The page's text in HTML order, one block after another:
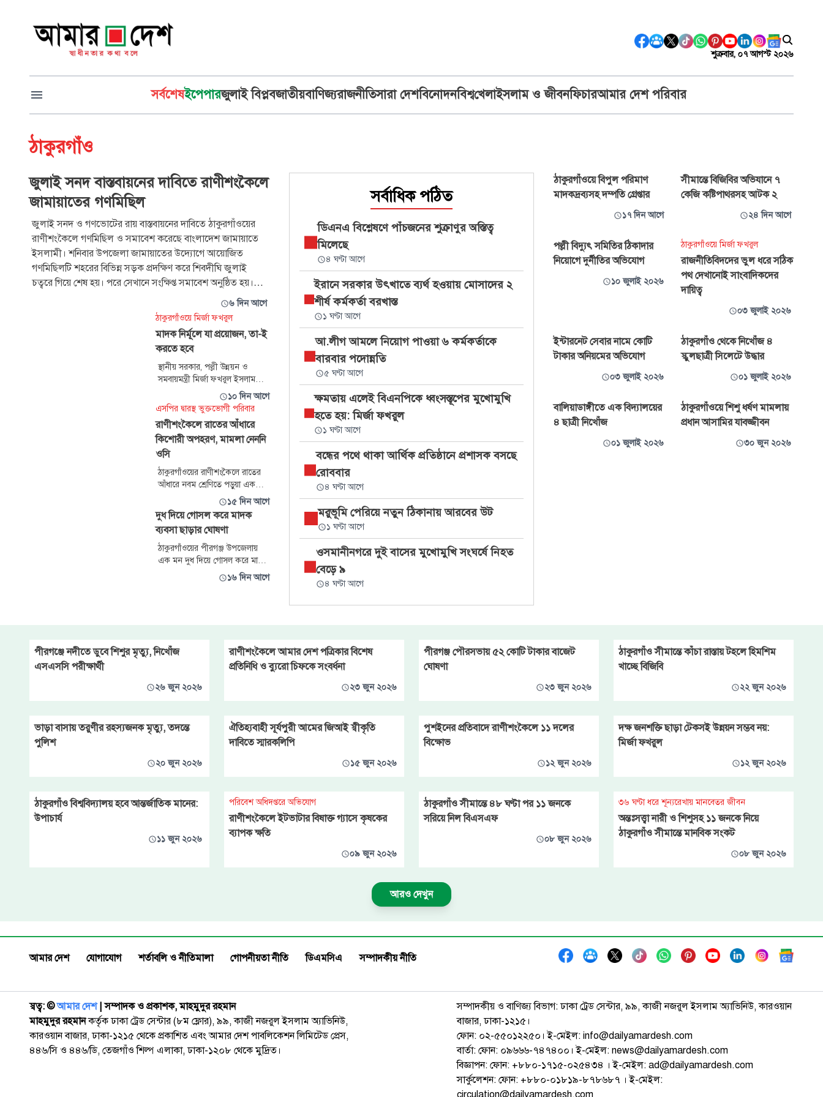
শুক্রবার, ০৭ আগস্ট ২০২৬
সর্বশেষইপেপারজুলাই বিপ্লবজাতীয়বাণিজ্যরাজনীতিসারা দেশবিনোদনবিশ্বখেলাইসলাম ও জীবনফিচারআমার দেশ পরিবার
ঠাকুরগাঁও
জুলাই সনদ বাস্তবায়নের দাবিতে রাণীশংকৈলে
জামায়াতের গণমিছিল
জুলাই সনদ ও গণভোটের রায় বাস্তবায়নের দাবিতে ঠাকুরগাঁওয়ের
রাণীশংকৈলে গণমিছিল ও সমাবেশ করেছে বাংলাদেশ জামায়াতে
ইসলামী। শনিবার উপজেলা জামায়াতের উদ্যোগে আয়োজিত
গণমিছিলটি শহরের বিভিন্ন সড়ক প্রদক্ষিণ করে শিবদীঘি জুলাই
চত্বরে গিয়ে শেষ হয়। পরে সেখানে সংক্ষিপ্ত সমাবেশ অনুষ্ঠিত হয়।
৬ দিন আগে
ঠাকুরগাঁওয়ে মির্জা ফখরুল
মাদক নির্মূলে যা প্রয়োজন, তা-ই
করতে হবে
স্থানীয় সরকার, পল্লী উন্নয়ন ও
সমবায়মন্ত্রী মির্জা ফখরুল ইসলাম
আলমগীর বলেছেন, বিভিন্ন
রাজনৈতিক দল ও সংবাদকর্মীদের
নিয়ে মাদকবিরোধী অভিযানকে
সামাজিক আন্দোলনে পরিণত করতে
হবে। তাহলেই মাদক নির্মূল করা
সম্ভব হবে। মাদক নির্মূলে সবাইকে
ঐক্যবদ্ধ হওয়া উচিত। এর জন্য যা
কিছু প্রয়োজন, তা-ই করতে হব
১০ দিন আগে
এসপির দ্বারস্থ ভুক্তভোগী পরিবার
রাণীশংকৈলে রাতের আঁধারে
কিশোরী অপহরণ, মামলা নেননি
ওসি
ঠাকুরগাঁওয়ের রাণীশংকৈলে রাতের
আঁধারে নবম শ্রেণিতে পড়ুয়া এক
কিশোরীকে অপহরণের পর উদ্ধার
করা হলেও থানায় মামলা না নেওয়ার
গুরুতর অভিযোগ উঠেছে ভারপ্রাপ্ত
কর্মকর্তার আমানুল্লাহ আল বারীর
বিরুদ্ধে। ন্যায়বিচার না পেয়ে
বিচারপ্রার্থী পরিবারটি শেষ পর্যন্ত
সুবিচারের আশায় ঠাকুরগাঁও জেলা
১৫ দিন আগে
দুধ দিয়ে গোসল করে মাদক
ব্যবসা ছাড়ার ঘোষণা
ঠাকুরগাঁওয়ের পীরগঞ্জ উপজেলায়
এক মন দুধ দিয়ে গোসল করে মাদক
ব্যবসা ছেড়ে স্বাভাবিক জীবনে ফিরে
আসার ঘোষণা দিয়েছেন আরমান
এলাকায় নিজ বাড়িতে মায়ের হাতে
দুধ দিয়ে গোসল
১৬ দিন আগে
সর্বাধিক পঠিত
ডিএনএ বিশ্লেষণে পাঁচজনের শুক্রাণুর অস্তিত্ব
মিলেছে
৪ ঘণ্টা আগে
ইরানে সরকার উৎখাতে ব্যর্থ হওয়ায় মোসাদের ২
শীর্ষ কর্মকর্তা বরখাস্ত
১ ঘণ্টা আগে
আ.লীগ আমলে নিয়োগ পাওয়া ৬ কর্মকর্তাকে
বারবার পদোন্নতি
৫ ঘণ্টা আগে
ক্ষমতায় এলেই বিএনপিকে ধ্বংসস্তূপের মুখোমুখি
হতে হয়: মির্জা ফখরুল
১ ঘণ্টা আগে
বন্ধের পথে থাকা আর্থিক প্রতিষ্ঠানে প্রশাসক বসছে
রোববার
৪ ঘণ্টা আগে
মরুভূমি পেরিয়ে নতুন ঠিকানায় আরবের উট
১ ঘণ্টা আগে
ওসমানীনগরে দুই বাসের মুখোমুখি সংঘর্ষে নিহত
বেড়ে ৯
৪ ঘণ্টা আগে
ঠাকুরগাঁওয়ে বিপুল পরিমাণ
মাদকদ্রব্যসহ দম্পতি গ্রেপ্তার
১৭ দিন আগে
সীমান্তে বিজিবির অভিযানে ৭
কেজি কষ্টিপাথরসহ আটক ২
২৪ দিন আগে
পল্লী বিদ্যুৎ সমিতির ঠিকাদার
নিয়োগে দুর্নীতির অভিযোগ
১০ জুলাই ২০২৬
ঠাকুরগাঁওয়ে মির্জা ফখরুল
রাজনীতিবিদদের ভুল ধরে সঠিক
পথ দেখানোই সাংবাদিকদের
দায়িত্ব
০৩ জুলাই ২০২৬
ইন্টারনেট সেবার নামে কোটি
টাকার অনিয়মের অভিযোগ
০৩ জুলাই ২০২৬
ঠাকুরগাঁও থেকে নিখোঁজ ৪
স্কুলছাত্রী সিলেটে উদ্ধার
০১ জুলাই ২০২৬
বালিয়াডাঙ্গীতে এক বিদ্যালয়ের
৪ ছাত্রী নিখোঁজ
০১ জুলাই ২০২৬
ঠাকুরগাঁওয়ে শিশু ধর্ষণ মামলায়
প্রধান আসামির যাবজ্জীবন
৩০ জুন ২০২৬
পীরগঞ্জে নদীতে ডুবে শিশুর মৃত্যু, নিখোঁজ
এসএসসি পরীক্ষার্থী
২৬ জুন ২০২৬
রাণীশংকৈলে আমার দেশ পত্রিকার বিশেষ
প্রতিনিধি ও ব্যুরো চিফকে সংবর্ধনা
২৩ জুন ২০২৬
পীরগঞ্জ পৌরসভায় ৫২ কোটি টাকার বাজেট
ঘোষণা
২৩ জুন ২০২৬
ঠাকুরগাঁও সীমান্তে কাঁচা রাস্তায় টহলে হিমশিম
খাচ্ছে বিজিবি
২২ জুন ২০২৬
ভাড়া বাসায় তরুণীর রহস্যজনক মৃত্যু, তদন্তে
পুলিশ
২০ জুন ২০২৬
ঐতিহ্যবাহী সূর্যপুরী আমের জিআই স্বীকৃতি
দাবিতে স্মারকলিপি
১৫ জুন ২০২৬
পুশইনের প্রতিবাদে রাণীশংকৈলে ১১ দলের
বিক্ষোভ
১২ জুন ২০২৬
দক্ষ জনশক্তি ছাড়া টেকসই উন্নয়ন সম্ভব নয়:
মির্জা ফখরুল
১২ জুন ২০২৬
ঠাকুরগাঁও বিশ্ববিদ্যালয় হবে আন্তর্জাতিক মানের:
উপাচার্য
১১ জুন ২০২৬
পরিবেশ অধিদপ্তরে অভিযোগ
রাণীশংকৈলে ইটভাটার বিষাক্ত গ্যাসে কৃষকের
ব্যাপক ক্ষতি
০৯ জুন ২০২৬
ঠাকুরগাঁও সীমান্তে ৪৮ ঘণ্টা পর ১১ জনকে
সরিয়ে নিল বিএসএফ
০৮ জুন ২০২৬
৩৬ ঘণ্টা ধরে শূন্যরেখায় মানবেতর জীবন
অন্তঃসত্ত্বা নারী ও শিশুসহ ১১ জনকে নিয়ে
ঠাকুরগাঁও সীমান্তে মানবিক সংকট
০৮ জুন ২০২৬
আরও দেখুন
আমার দেশ যোগাযোগ শর্তাবলি ও নীতিমালা গোপনীয়তা নীতি ডিএমসিএ সম্পাদকীয় নীতি
স্বত্ব: ©️আমার দেশ| সম্পাদক ও প্রকাশক, মাহমুদুর রহমান
মাহমুদুর রহমানকর্তৃক ঢাকা ট্রেড সেন্টার (৮ম ফ্লোর), ৯৯, কাজী নজরুল ইসলাম অ্যাভিনিউ,
কারওয়ান বাজার, ঢাকা-১২১৫ থেকে প্রকাশিত এবং আমার দেশ পাবলিকেশন লিমিটেড প্রেস,
৪৪৬/সি ও ৪৪৬/ডি, তেজগাঁও শিল্প এলাকা, ঢাকা-১২০৮ থেকে মুদ্রিত।
সম্পাদকীয় ও বাণিজ্য বিভাগ: ঢাকা ট্রেড সেন্টার, ৯৯, কাজী নজরুল ইসলাম অ্যাভিনিউ, কারওয়ান
বাজার, ঢাকা-১২১৫।
ফোন: ০২-৫৫০১২২৫০। ই-মেইল: info@dailyamardesh.com
বার্তা: ফোন: ০৯৬৬৬-৭৪৭৪০০। ই-মেইল: news@dailyamardesh.com
বিজ্ঞাপন: ফোন: +৮৮০-১৭১৫-০২৫৪৩৪ । ই-মেইল: ad@dailyamardesh.com
সার্কুলেশন: ফোন: +৮৮০-০১৮১৯-৮৭৮৬৮৭ । ই-মেইল:
circulation@dailyamardesh.com